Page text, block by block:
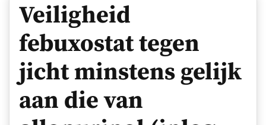
Veiligheid
febuxostat tegen
jicht minstens gelijk
aan die van